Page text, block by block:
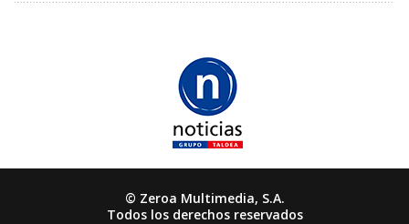
© Zeroa Multimedia, S.A.
Todos los derechos reservados